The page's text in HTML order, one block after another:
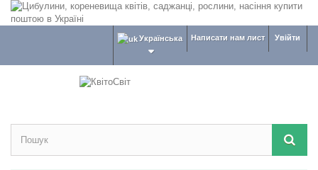
Увійти
Написати нам лист
Українська